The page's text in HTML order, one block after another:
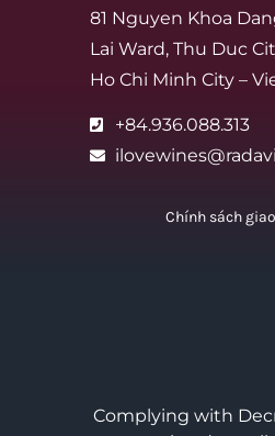
81 Nguyen Khoa
Lai Ward, Thu Duc
Ho Chi Minh City –
+84.936.088.313
Chính sách
Complying with